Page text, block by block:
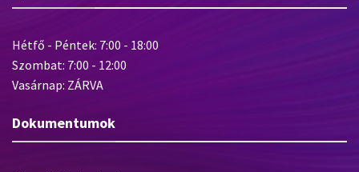
Hétfő - Péntek: 7:00 - 18:00
Szombat: 7:00 - 12:00
Vasárnap: ZÁRVA
Dokumentumok